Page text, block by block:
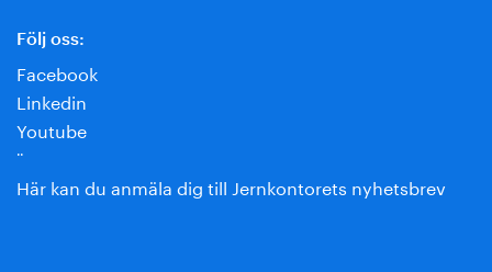
Följ oss:
Facebook
Linkedin
Youtube
¨
Här kan du anmäla dig till Jernkontorets nyhetsbrev